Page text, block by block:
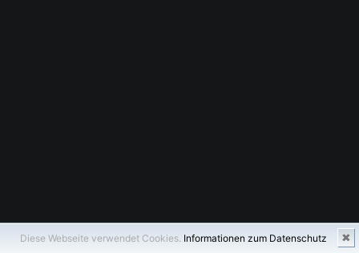
Diese Webseite verwendet Cookies. Informationen zum Datenschutz ✖